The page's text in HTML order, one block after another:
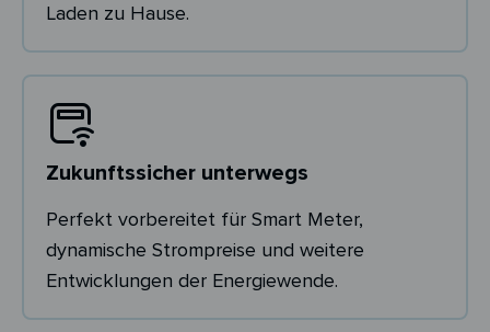
Laden zu Hause.
Zukunftssicher unterwegs
Perfekt vorbereitet für Smart Meter,
dynamische Strompreise und weitere
Entwicklungen der Energiewende.